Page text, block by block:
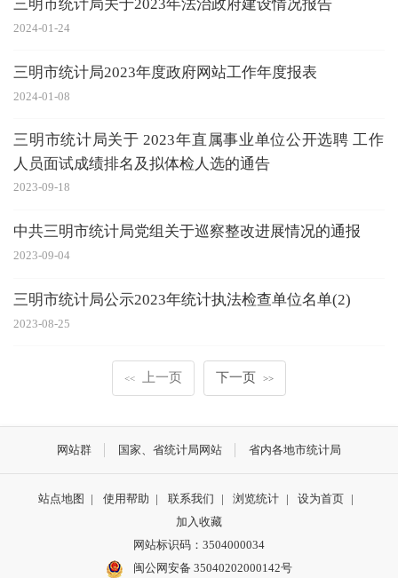
三明市统计局关于2023年法治政府建设情况报告
2024-01-24
三明市统计局2023年度政府网站工作年度报表
2024-01-08
三明市统计局关于 2023年直属事业单位公开选聘 工作
人员面试成绩排名及拟体检人选的通告
2023-09-18
中共三明市统计局党组关于巡察整改进展情况的通报
2023-09-04
三明市统计局公示2023年统计执法检查单位名单(2)
2023-08-25
<< 上一页 下一页 >>
网站群 国家、省统计局网站 省内各地市统计局
站点地图 | 使用帮助 | 联系我们 | 浏览统计 | 设为首页 |
加入收藏
网站标识码：3504000034
闽公网安备 35040202000142号